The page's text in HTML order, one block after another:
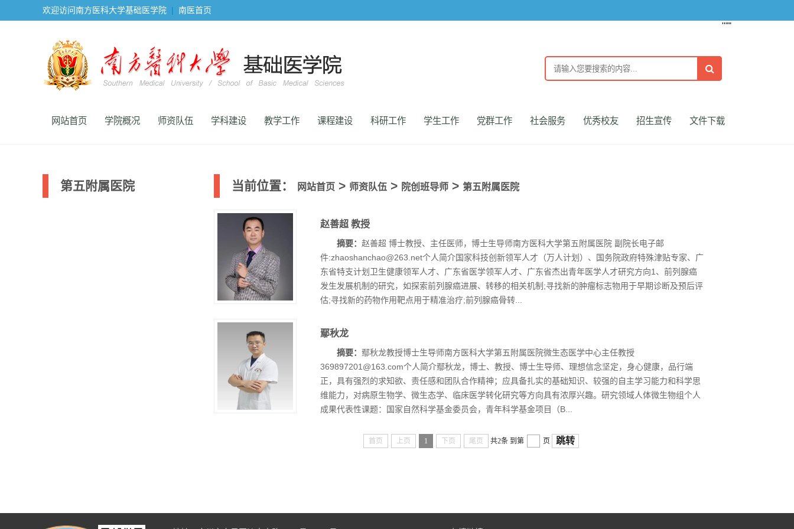
欢迎访问南方医科大学基础医学院 | 南医首页
''""
网站首页 学院概况 师资队伍 学科建设 教学工作 课程建设 科研工作 学生工作 党群工作 社会服务 优秀校友 招生宣传 文件下载
第五附属医院 当前位置： 网站首页 > 师资队伍 > 院创班导师 > 第五附属医院
赵善超 教授
摘要： 赵善超 博士教授、主任医师，博士生导师南方医科大学第五附属医院 副院长电子邮
件:zhaoshanchao@263.net个人简介国家科技创新领军人才（万人计划）、国务院政府特殊津贴专家、广
东省特支计划卫生健康领军人才、广东省医学领军人才、广东省杰出青年医学人才研究方向1、前列腺癌
发生发展机制的研究，如探索前列腺癌进展、转移的相关机制;寻找新的肿瘤标志物用于早期诊断及预后评
估;寻找新的药物作用靶点用于精准治疗;前列腺癌骨转...
鄢秋龙
摘要： 鄢秋龙教授博士生导师南方医科大学第五附属医院微生态医学中心主任教授
369897201@163.com个人简介鄢秋龙，博士、教授、博士生导师、理想信念坚定，身心健康，品行端
正，具有强烈的求知欲、责任感和团队合作精神；应具备扎实的基础知识、较强的自主学习能力和科学思
维能力，对病原生物学、微生态学、临床医学转化研究等方向具有浓厚兴趣。研究领域人体微生物组个人
成果代表性课题：国家自然科学基金委员会，青年科学基金项目（B...
首页 上页 1 下页 尾页 共2条 到第 页 跳转